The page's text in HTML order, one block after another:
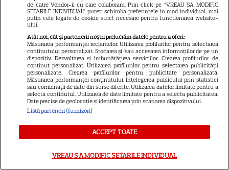
înfățișare de personaje din desene animate,
aflați cândva în serviciul oamenilor, au fost
exilați din cauza unei revolte eșuate.
Ambițiosul film regizat de frații Anthony și
Joe Russo („The Grey Man”, franciza
„Răzbunătorii”), cu o distribuție de marcă,
explorează relația oamenilor cu roboții,
dintr-o perspectivă care combină aventura,
speranța și încrederea strecurate printre
nenumăratele pericole ale acestei distopii
de catre Vendor-ii cu care colaboram. Prin click pe “VREAU SA MODIFIC
SETARILE INDIVIDUAL” puteti schimba preferintele in mod individual, mai
putin cele legate de cookie strict necesare pentru functionarea website-
ului.
Atât noi, cât și partenerii noștri prelucrăm datele pentru a oferi:
Măsurarea performanței reclamelor. Utilizarea profilurilor pentru selectarea
conținutului personalizat. Stocarea și/sau accesarea informațiilor de pe un
dispozitiv. Dezvoltarea și îmbunătățirea serviciilor. Crearea profilurilor de
conținut personalizat. Utilizarea profilurilor pentru selectarea publicității
personalizate. Crearea profilurilor pentru publicitate personalizată.
Măsurarea performanței conținutului. Înțelegerea publicului prin statistici
sau combinații de date din surse diferite. Utilizarea datelor limitate pentru a
selecta conținutul. Utilizarea de date limitate pentru a selecta publicitatea.
Date precise de geolocație și identificarea prin scanarea dispozitivului.
Listă parteneri (furnizori)
ACCEPT TOATE
VREAU SA MODIFIC SETARILE INDIVIDUAL